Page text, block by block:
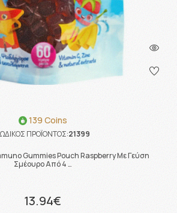
139 Coins
ΠΡΟΪΟΝΤΟΣ:21399
Gummies Pouch Raspberry Με Γεύση
Σμέουρο Από 4 …
13.94€